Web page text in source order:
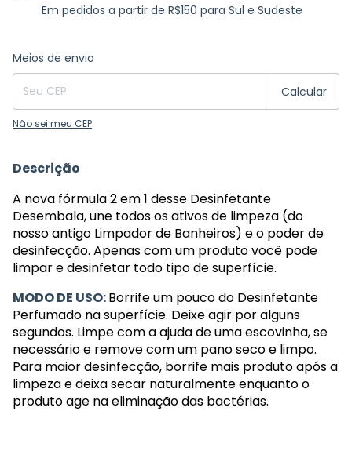
Em pedidos a partir de R$150 para Sul e Sudeste
Entregas para o CEP:
Meios de envio
Calcular
Não sei meu CEP
Descrição
A nova fórmula 2 em 1 desse Desinfetante
Desembala, une todos os ativos de limpeza (do
nosso antigo Limpador de Banheiros) e o poder de
desinfecção. Apenas com um produto você pode
limpar e desinfetar todo tipo de superfície.
MODO DE USO:Borrife um pouco do Desinfetante
Perfumado na superfície. Deixe agir por alguns
segundos. Limpe com a ajuda de uma escovinha, se
necessário e remove com um pano seco e limpo.
Para maior desinfecção, borrife mais produto após a
limpeza e deixa secar naturalmente enquanto o
produto age na eliminação das bactérias.